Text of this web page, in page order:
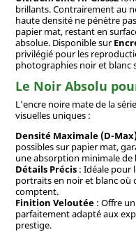
brillants. Contrairement au
haute densité ne pénètre
papier mat, restant en
absolue. Disponible sur
privilégié pour les
photographies noir et blanc
Le Noir Absolu
L'encre noire mate de la
visuelles uniques :
Densité Maximale (D-
possibles sur papier mat,
une absorption minimale de
Détails Précis: Idéale pour
portraits en noir et blanc où
comptent.
Finition Veloutée: Offre
parfaitement adapté aux
prestige.